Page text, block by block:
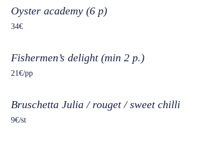
Oyster academy (6 p)
34€
Fishermen’s delight (min 2 p.)
21€/pp
Bruschetta Julia / rouget / sweet chilli
9€/st